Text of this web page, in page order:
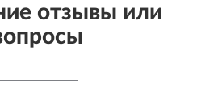
отзывы или